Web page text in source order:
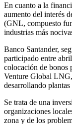
En cuanto a la
aumento del interés
(GNL, compuesto
industrias más
Banco Santander,
participado entre
colocación de bonos
Venture Global LNG,
desarrollando
Se trata de una
organizaciones
zona y de los